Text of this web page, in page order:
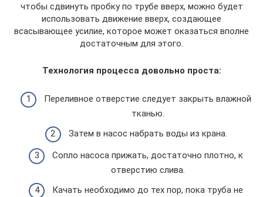
чтобы сдвинуть пробку по трубе вверх, можно будет
использовать движение вверх, создающее
всасывающее усилие, которое может оказаться вполне
достаточным для этого.
Технология процесса довольно проста:
Переливное отверстие следует закрыть влажной
тканью.
Затем в насос набрать воды из крана.
Сопло насоса прижать, достаточно плотно, к
отверстию слива.
Качать необходимо до тех пор, пока труба не